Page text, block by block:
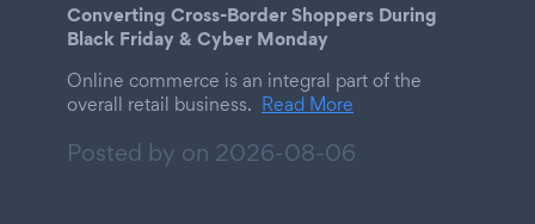
Converting Cross-Border Shoppers During
Black Friday & Cyber Monday
Online commerce is an integral part of the
overall retail business. Read More
Posted by on 2026-08-06